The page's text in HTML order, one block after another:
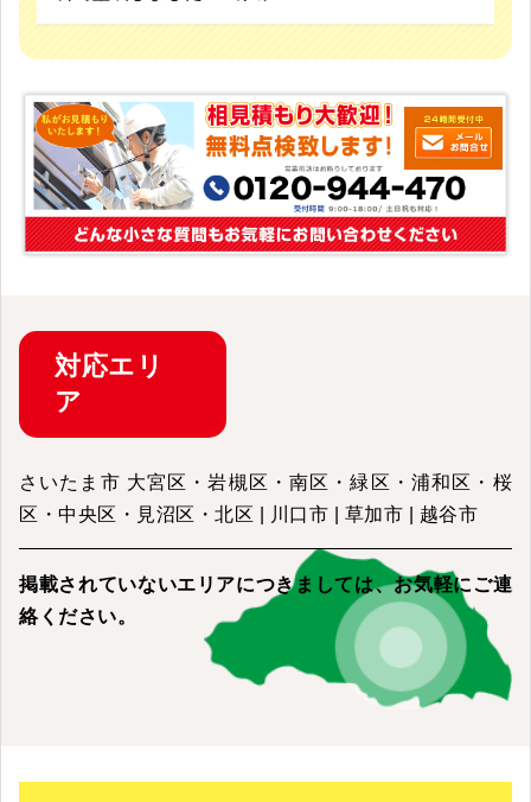
現場レポート
埼玉県さいたま市｜外壁塗装⑤ベランダを防水塗
料で塗装しました！N様邸
対応エリ
さいたま市 大宮区・岩槻区・南区・緑区・浦和区・桜
区・中央区・見沼区・北区 | 川口市 | 草加市 | 越谷市
絡ください。